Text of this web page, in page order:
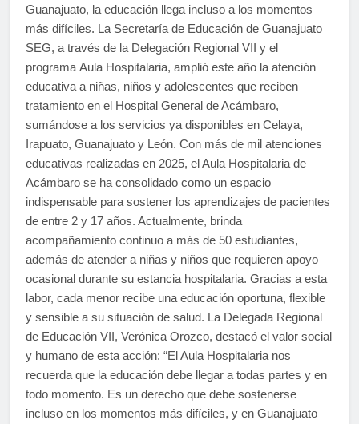
Guanajuato, la educación llega incluso a los momentos
más difíciles. La Secretaría de Educación de Guanajuato
SEG, a través de la Delegación Regional VII y el
programa Aula Hospitalaria, amplió este año la atención
educativa a niñas, niños y adolescentes que reciben
tratamiento en el Hospital General de Acámbaro,
sumándose a los servicios ya disponibles en Celaya,
Irapuato, Guanajuato y León. Con más de mil atenciones
educativas realizadas en 2025, el Aula Hospitalaria de
Acámbaro se ha consolidado como un espacio
indispensable para sostener los aprendizajes de pacientes
de entre 2 y 17 años. Actualmente, brinda
acompañamiento continuo a más de 50 estudiantes,
además de atender a niñas y niños que requieren apoyo
ocasional durante su estancia hospitalaria. Gracias a esta
labor, cada menor recibe una educación oportuna, flexible
y sensible a su situación de salud. La Delegada Regional
de Educación VII, Verónica Orozco, destacó el valor social
y humano de esta acción: “El Aula Hospitalaria nos
recuerda que la educación debe llegar a todas partes y en
todo momento. Es un derecho que debe sostenerse
incluso en los momentos más difíciles, y en Guanajuato